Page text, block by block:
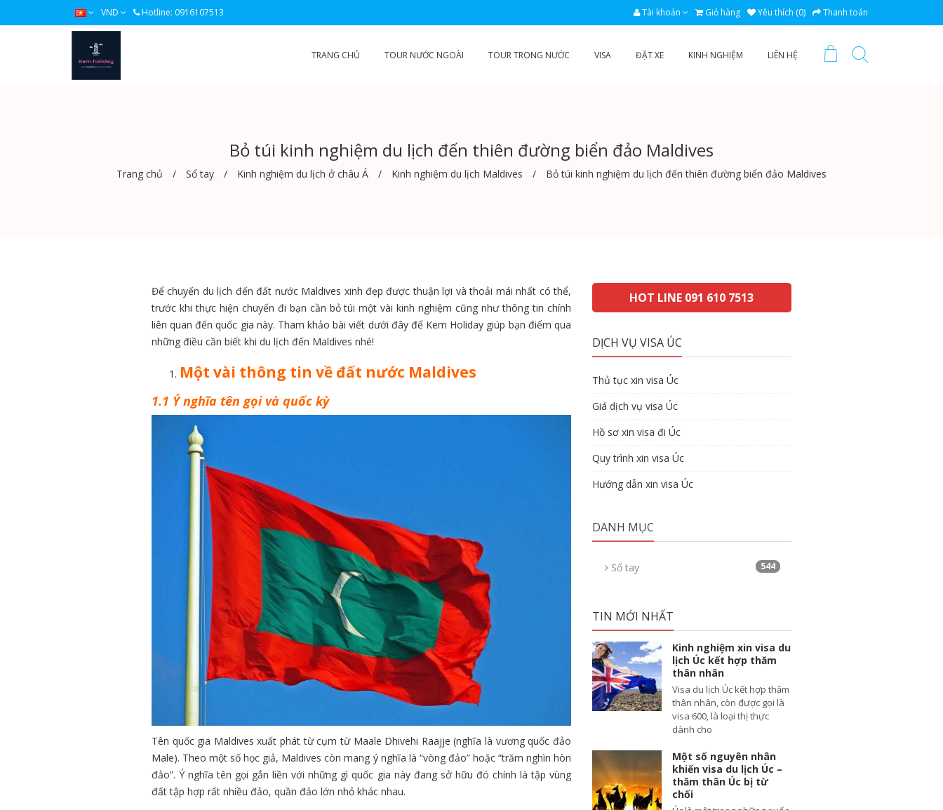
VND Hotline: 0916107513 Tài khoản Giỏ hàng Yêu thích (0) Thanh toán
TRANG CHỦ TOUR NƯỚC NGOÀI TOUR TRONG NƯỚC VISA ĐẶT XE KINH NGHIỆM LIÊN HỆ
Bỏ túi kinh nghiệm du lịch đến thiên đường biển đảo Maldives
Trang chủ Sổ tay Kinh nghiệm du lịch ở châu Á Kinh nghiệm du lịch Maldives Bỏ túi kinh nghiệm du lịch đến thiên đường biển đảo Maldives
Để chuyến du lịch đến đất nước Maldives xinh đẹp được thuận lợi và thoải mái nhất có thể,
trước khi thực hiện chuyến đi bạn cần bỏ túi một vài kinh nghiệm cũng như thông tin chính
liên quan đến quốc gia này. Tham khảo bài viết dưới đây để Kem Holiday giúp bạn điểm qua
những điều cần biết khi du lịch đến Maldives nhé!
Một vài thông tin về đất nước Maldives
1.1 Ý nghĩa tên gọi và quốc kỳ
Tên quốc gia Maldives xuất phát từ cụm từ Maale Dhivehi Raajje (nghĩa là vương quốc đảo
Male). Theo một số học giả, Maldives còn mang ý nghĩa là “vòng đảo” hoặc “trăm nghìn hòn
đảo”. Ý nghĩa tên gọi gắn liền với những gì quốc gia này đang sở hữu đó chính là tập vùng
đất tập hợp rất nhiều đảo, quần đảo lớn nhỏ khác nhau.
HOT LINE 091 610 7513
DỊCH VỤ VISA ÚC
Thủ tục xin visa Úc
Giá dịch vụ visa Úc
Hồ sơ xin visa đi Úc
Quy trình xin visa Úc
Hướng dẫn xin visa Úc
DANH MỤC
Sổ tay 544
TIN MỚI NHẤT
Kinh nghiệm xin visa du
lịch Úc kết hợp thăm
thân nhân
Visa du lịch Úc kết hợp thăm
thân nhân, còn được gọi là
visa 600, là loại thị thực
dành cho
Một số nguyên nhân
khiến visa du lịch Úc –
thăm thân Úc bị từ
chối